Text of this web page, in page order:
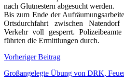
nach Glutnestern abgesucht werden.
Bis zum Ende der
Ortsdurchfahrt zwischen
Verkehr voll gesperrt.
führten die Ermittlungen durch.
Beitragsnavigation
Vorheriger Beitrag
Großangelegte Übung von DRK,